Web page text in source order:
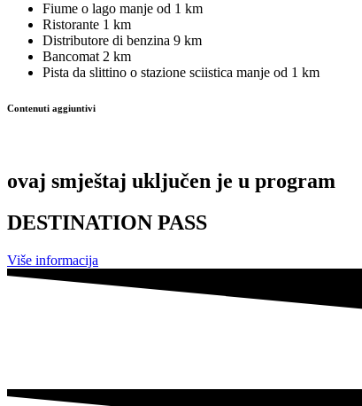
Fiume o lago manje od 1 km
Ristorante 1 km
Distributore di benzina 9 km
Bancomat 2 km
Pista da slittino o stazione sciistica manje od 1 km
Contenuti aggiuntivi
ovaj smještaj uključen je u program
DESTINATION PASS
Više informacija